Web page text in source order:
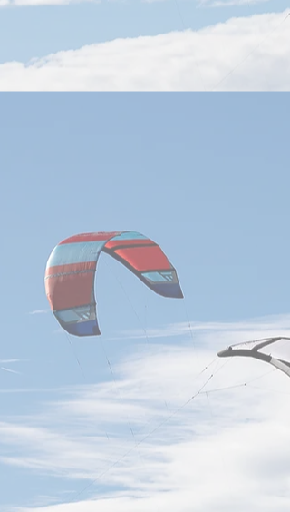
ば、台湾企業は世界の冷却技
術特許の取得・出願において
強い実力を示しており、英業
社が、いずれも世界の特許出